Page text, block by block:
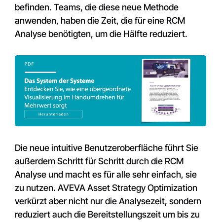
befinden. Teams, die diese neue Methode
anwenden, haben die Zeit, die für eine RCM
Analyse benötigten, um die Hälfte reduziert.
Die neue intuitive Benutzeroberfläche führt Sie
außerdem Schritt für Schritt durch die RCM
Analyse und macht es für alle sehr einfach, sie
zu nutzen. AVEVA Asset Strategy Optimization
verkürzt aber nicht nur die Analysezeit, sondern
reduziert auch die Bereitstellungszeit um bis zu